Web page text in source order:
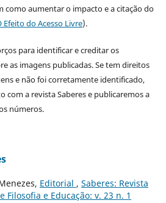
como aumentar o impacto e a citação do
Efeito do Acesso Livre).
para identificar e creditar os
as imagens publicadas. Se tem direitos
e não foi corretamente identificado,
com a revista Saberes e publicaremos a
números.
Editorial , Saberes: Revista
e Educação: v. 23 n. 1